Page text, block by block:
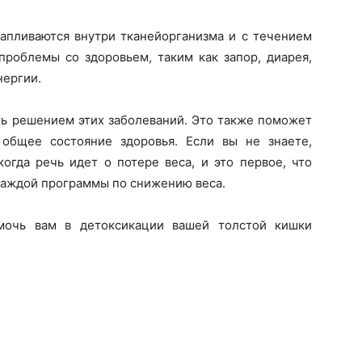
ютсявнутри тканейорганизма и с течением
со здоровьем, таким как запор, диарея,
решением этих заболеваний. Это также поможет
состояние здоровья. Если вы не знаете,
речь идет о потере веса, и это первое, что
программы по снижению веса.
вам в детоксикации вашей толстой кишки